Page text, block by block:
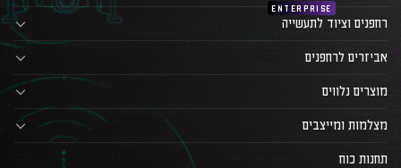
רחפנים וציוד לתעשייה
אביזרים לרחפנים
מוצרים נלווים
מצלמות ומייצבים
תחנות כוח